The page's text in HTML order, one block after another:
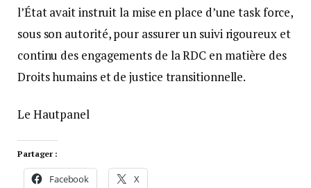
l’État avait instruit la mise en place d’une task force,
sous son autorité, pour assurer un suivi rigoureux et
continu des engagements de la RDC en matière des
Droits humains et de justice transitionnelle.
Le Hautpanel
Partager :
Facebook X